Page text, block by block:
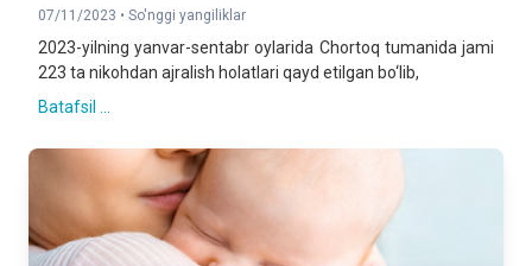
07/11/2023 • So'nggi yangiliklar
2023-yilning yanvar-sentabr oylarida Chortoq tumanida jami
223 ta nikohdan ajralish holatlari qayd etilgan bo‘lib,
Batafsil ...